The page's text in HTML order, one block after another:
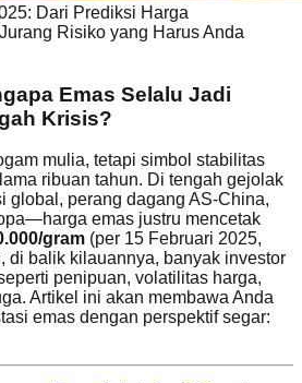
Dari Prediksi Harga
Risiko yang Harus Anda
Emas Selalu Jadi
Krisis?
mulia, tetapi simbol stabilitas
ribuan tahun. Di tengah gejolak
perang dagang AS-China,
emas justru mencetak
gram (per 15 Februari 2025,
di balik kilauannya, banyak investor
penipuan, volatilitas harga,
Artikel ini akan membawa Anda
emas dengan perspektif segar: